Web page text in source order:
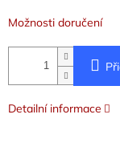
Možnosti doručení
Detailní informace